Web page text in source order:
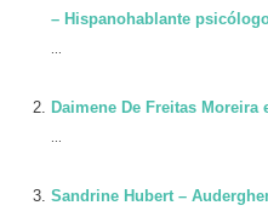
– Hispanohablante
Daimene De Freitas Moreira
Sandrine Hubert –